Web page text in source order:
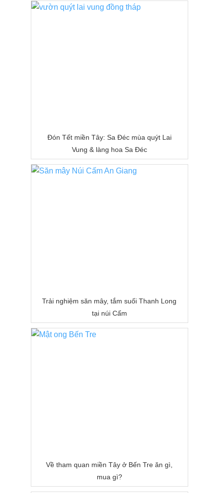
Đón Tết miền Tây: Sa Đéc mùa quýt Lai
Vung & làng hoa Sa Đéc
Trải nghiệm săn mây, tắm suối Thanh Long
tại núi Cấm
Về tham quan miền Tây ở Bến Tre ăn gì,
mua gì?